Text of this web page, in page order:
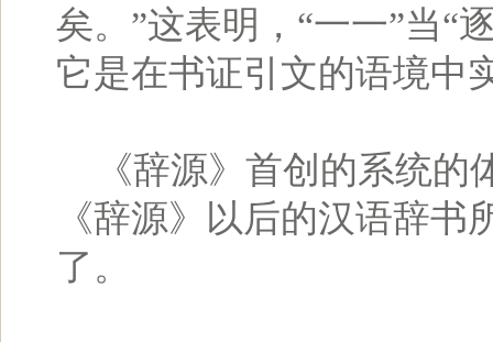
矣。”这表明，“一一”当“
它是在书证引文的语境中
《辞源》首创的系统的
《辞源》以后的汉语辞
了。